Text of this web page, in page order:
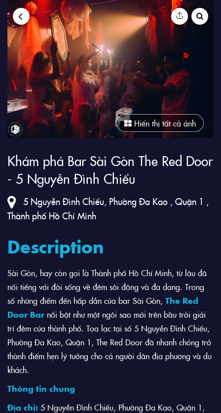
Hiển thị tất cả ảnh
Khám phá Bar Sài Gòn The Red Door
- 5 Nguyễn Đình Chiểu
5 Nguyễn Đình Chiểu, Phường Đa Kao , Quận 1 ,
Thành phố Hồ Chí Minh
Description
Sài Gòn, hay còn gọi là Thành phố Hồ Chí Minh, từ lâu đã
nổi tiếng với đời sống về đêm sôi động và đa dạng. Trong
số những điểm đến hấp dẫn của bar Sài Gòn, The Red
Door Bar nổi bật như một ngôi sao mới trên bầu trời giải
trí đêm của thành phố. Tọa lạc tại số 5 Nguyễn Đình Chiểu,
Phường Đa Kao, Quận 1, The Red Door đã nhanh chóng trở
thành điểm hẹn lý tưởng cho cả người dân địa phương và du
khách.
Thông tin chung
Địa chỉ: 5 Nguyễn Đình Chiểu, Phường Đa Kao, Quận 1,